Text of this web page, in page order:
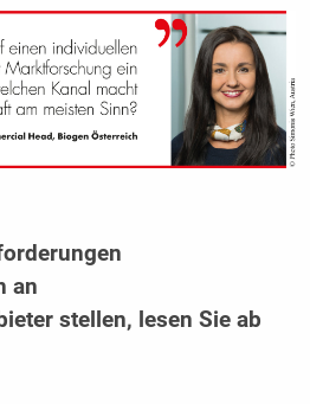
an
stellen, lesen Sie ab